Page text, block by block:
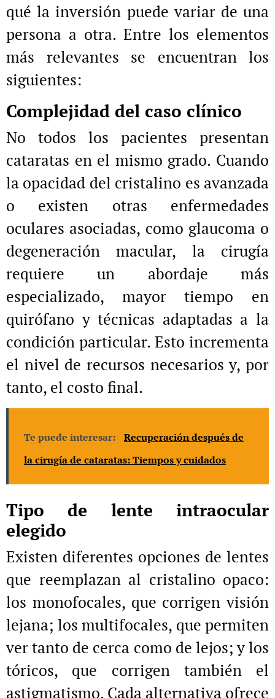
qué la inversión puede variar de una
persona a otra. Entre los elementos
más relevantes se encuentran los
siguientes:
Complejidad del caso clínico
No todos los pacientes presentan
cataratas en el mismo grado. Cuando
la opacidad del cristalino es avanzada
o existen otras enfermedades
oculares asociadas, como glaucoma o
degeneración macular, la cirugía
requiere un abordaje más
especializado, mayor tiempo en
quirófano y técnicas adaptadas a la
condición particular. Esto incrementa
el nivel de recursos necesarios y, por
tanto, el costo final.
Te puede interesar:
Recuperación después de
la cirugía de cataratas: Tiempos y cuidados
Tipo de lente intraocular
elegido
Existen diferentes opciones de lentes
que reemplazan al cristalino opaco:
los monofocales, que corrigen visión
lejana; los multifocales, que permiten
ver tanto de cerca como de lejos; y los
tóricos, que corrigen también el
astigmatismo. Cada alternativa ofrece